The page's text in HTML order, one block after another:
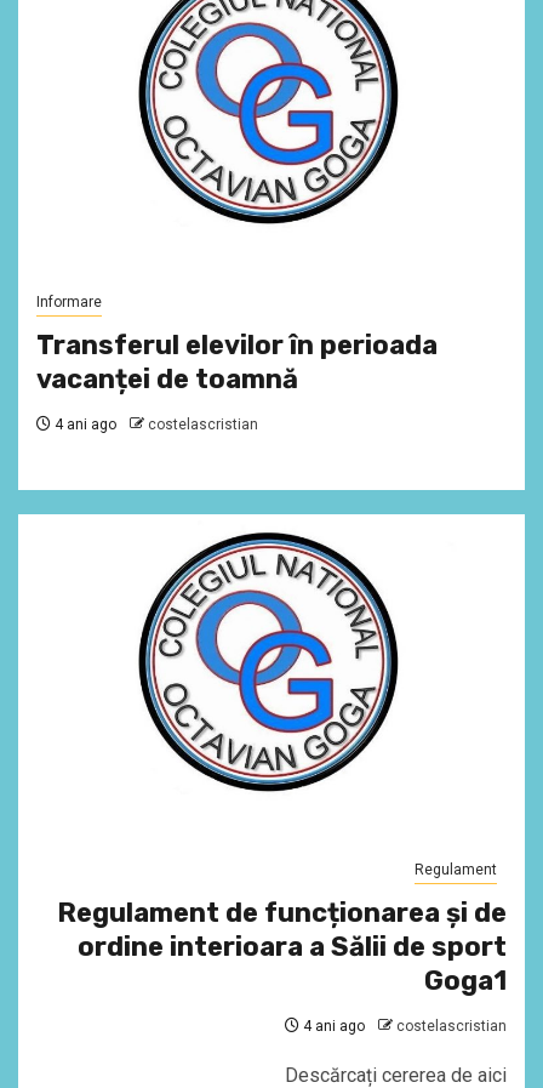
Informare
Transferul elevilor în perioada
vacanței de toamnă
4 ani ago costelascristian
Regulament
Regulament de funcționarea și de
ordine interioara a Sălii de sport
Goga1
4 ani ago costelascristian
Descărcați cererea de aici